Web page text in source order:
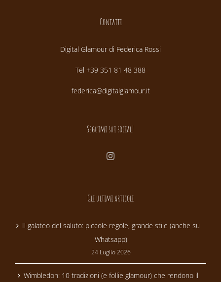
Contatti
Digital Glamour di Federica Rossi
Tel +39 351 81 48 388
federica@digitalglamour.it
Seguimi sui social!
Gli ultimi articoli
Il galateo del saluto: piccole regole, grande stile (anche su
Whatsapp)
24 Luglio 2026
Wimbledon: 10 tradizioni (e follie glamour) che rendono il